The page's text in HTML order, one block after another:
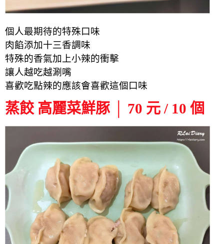
個人最期待的特殊口味
肉餡添加十三香調味
特殊的香氣加上小辣的衝擊
讓人越吃越涮嘴
喜歡吃點辣的應該會喜歡這個口味
蒸餃 高麗菜鮮豚 │ 70 元 / 10 個